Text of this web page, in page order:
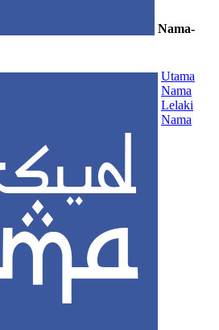
Nama-
Utama
Nama
Lelaki
Nama